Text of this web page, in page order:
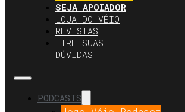
SEJA APOIADOR
LOJA DO VÉIO
REVISTAS
TIRE SUAS
DÚVIDAS
PODCASTS